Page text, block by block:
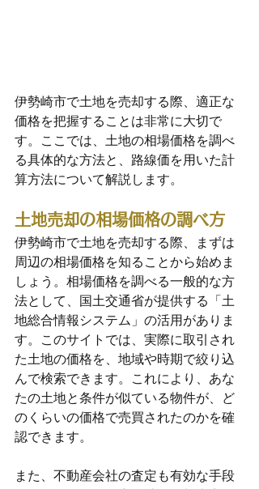
伊勢崎市で土地を売却する際、適正な
価格を把握することは非常に大切で
す。ここでは、土地の相場価格を調べ
る具体的な方法と、路線価を用いた計
算方法について解説します。
土地売却の相場価格の調べ方
伊勢崎市で土地を売却する際、まずは
周辺の相場価格を知ることから始めま
しょう。相場価格を調べる一般的な方
法として、国土交通省が提供する「土
地総合情報システム」の活用がありま
す。このサイトでは、実際に取引され
た土地の価格を、地域や時期で絞り込
んで検索できます。これにより、あな
たの土地と条件が似ている物件が、ど
のくらいの価格で売買されたのかを確
認できます。
また、不動産会社の査定も有効な手段